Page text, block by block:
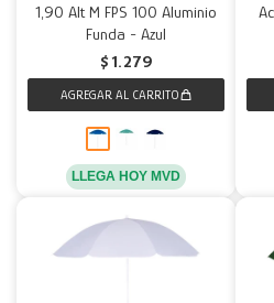
1,90 Alt M FPS 100 Aluminio
Funda - Azul
$ 1.279
LLEGA HOY MVD